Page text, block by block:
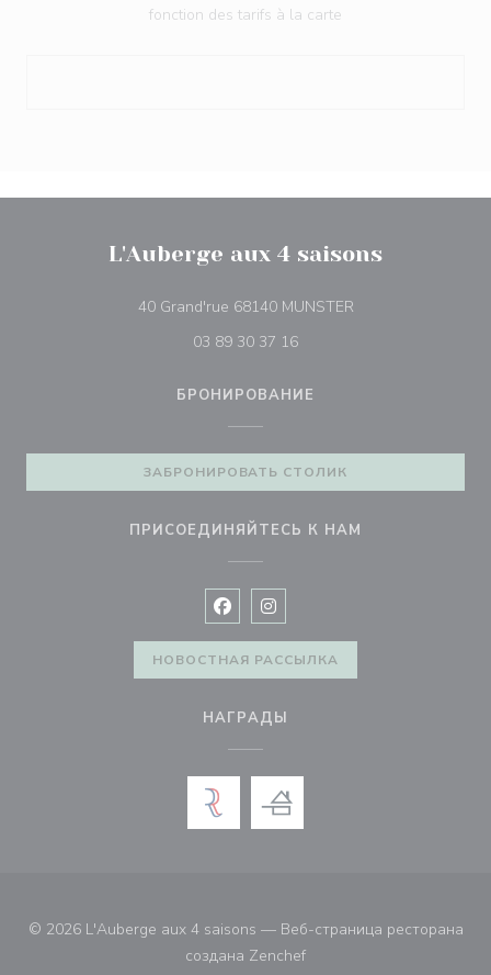
fonction des tarifs à la carte
L'Auberge aux 4 saisons
40 Grand'rue 68140 MUNSTER((открывается в
03 89 30 37 16
БРОНИРОВАНИЕ
ЗАБРОНИРОВАТЬ СТОЛИК
ПРИСОЕДИНЯЙТЕСЬ К НАМ
Facebook ((открывается в новом
Instagram ((открывается в
НОВОСТНАЯ РАССЫЛКА
НАГРАДЫ
© 2026 L'Auberge aux 4 saisons — Веб-страница ресторана
создана Zenchef((открывается в новом